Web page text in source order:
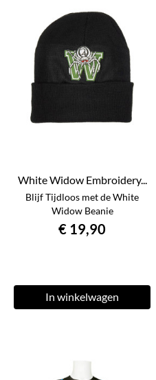
White Widow Embroidery...
Blijf Tijdloos met de White
Widow Beanie
€ 19,90
In winkelwagen